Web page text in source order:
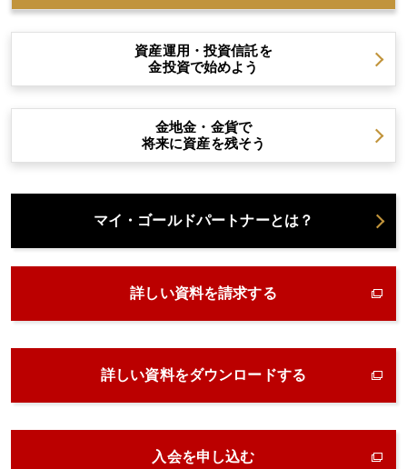
資産運用・投資信託を
金投資で始めよう
金地金・金貨で
将来に資産を残そう
マイ・ゴールドパートナーとは？
詳しい資料を請求する
詳しい資料をダウンロードする
入会を申し込む